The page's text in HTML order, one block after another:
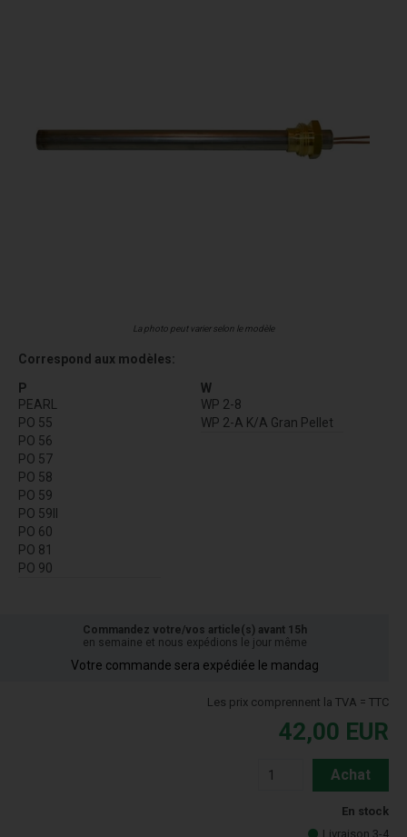
La photo peut varier selon le modèle
Correspond aux modèles:
P
PEARL
PO 55
PO 56
PO 57
PO 58
PO 59
PO 59II
PO 60
PO 81
PO 90
W
WP 2-8
WP 2-A K/A Gran Pellet
Commandez votre/vos article(s) avant 15h
en semaine et nous expédions le jour même
Votre commande sera expédiée le mandag
Les prix comprennent la TVA = TTC
42,00 EUR
Achat
En stock
Livraison 3-4